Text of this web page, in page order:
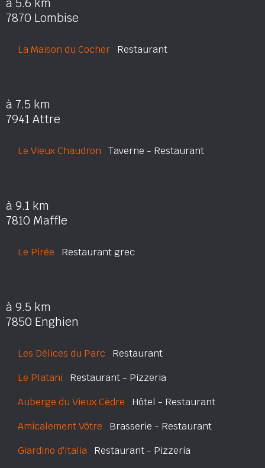
à 5.6 km
7870 Lombise
La Maison du Cocher Restaurant
à 7.5 km
7941 Attre
Le Vieux Chaudron Taverne - Restaurant
à 9.1 km
7810 Maffle
Le Pirée Restaurant grec
à 9.5 km
7850 Enghien
Les Délices du Parc Restaurant
Le Platani Restaurant - Pizzeria
Auberge du Vieux Cèdre Hôtel - Restaurant
Amicalement Vôtre Brasserie - Restaurant
Giardino d'Italia Restaurant - Pizzeria